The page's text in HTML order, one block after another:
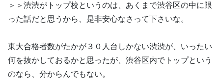
＞＞渋渋がトップ校というのは、あくまで渋谷区の中に限
った話だと思うから、是非安心なさって下さいな。
東大合格者数がたかが３０人台しかない渋渋が、いったい
何を抜かしておるかと思ったが、渋谷区内でトップという
のなら、分からんでもない。